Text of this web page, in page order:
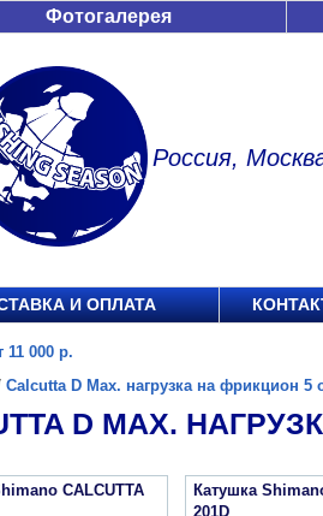
Фотогалерея
Россия,
И ОПЛАТА
11 000 р.
Calcutta D Max. нагрузка на фрикцион 5
D MAX.
CALCUTTA
Катушка
201D